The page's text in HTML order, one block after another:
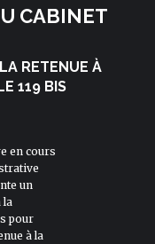
CABINET
RETENUE À
119 BIS
en cours
un
la
pour
à la